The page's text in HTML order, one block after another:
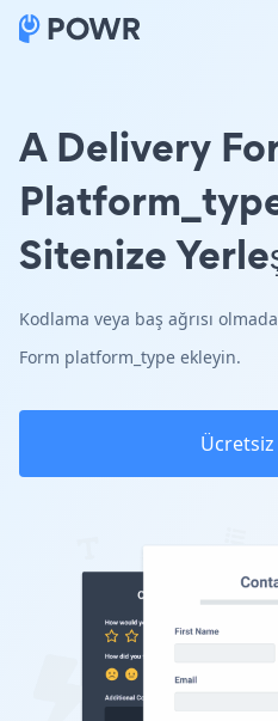
A Delivery
Sitenize
Kodlama veya baş ağrısı
Form platform_type ekleyin.